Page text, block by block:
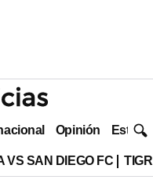
Opinión Estilo
VS SAN DIEGO FC